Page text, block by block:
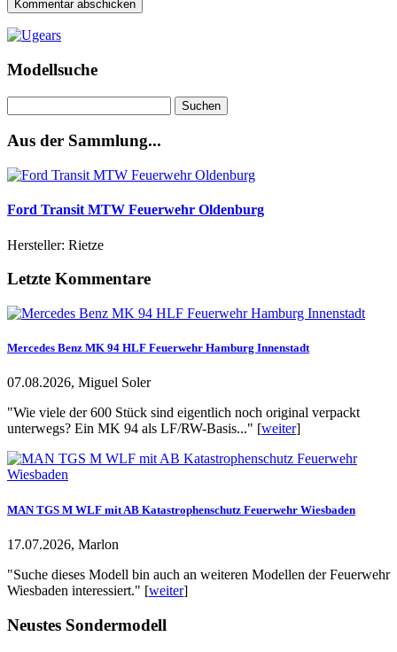
Modellsuche
nach:
Aus der Sammlung...
Ford Transit MTW Feuerwehr Oldenburg
Hersteller: Rietze
Letzte Kommentare
Mercedes Benz MK 94 HLF Feuerwehr Hamburg Innenstadt
07.08.2026, Miguel Soler
"Wie viele der 600 Stück sind eigentlich noch original verpackt
unterwegs? Ein MK 94 als LF/RW-Basis..." [weiter]
MAN TGS M WLF mit AB Katastrophenschutz Feuerwehr Wiesbaden
17.07.2026, Marlon
"Suche dieses Modell bin auch an weiteren Modellen der Feuerwehr
Wiesbaden interessiert." [weiter]
Neustes Sondermodell